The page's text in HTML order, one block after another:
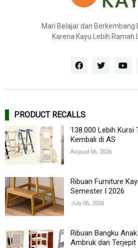
Mari Belajar dan Berkembang
Karena Kayu Lebih Ramah
PRODUCT RECALLS
138.000 Lebih Kursi
Kembali di AS
August 06, 2026
Ribuan Furniture
Semester I 2026
July 06, 2026
Ribuan Bangku
Ambruk dan Terjepit